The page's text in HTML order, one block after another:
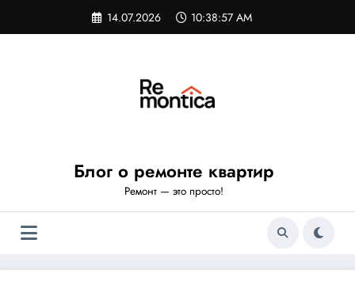
содержимому
14.07.2026 10:38:57 AM
Блог о ремонте квартир
Ремонт — это просто!